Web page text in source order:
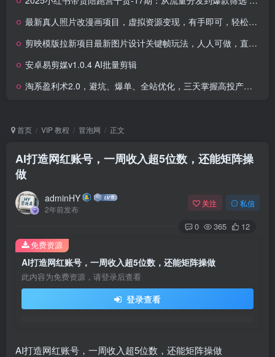
最新真人照片改漫画项目，虚拟资源变现，有手即可，轻松每天300+
剪映模版拉新项目最新图片设计关键帧玩法，人人可做，直接抄，月入1w+
安卓易剪媒v1.0.4 AI批量剪辑
淘系盈利术2.0，避坑、爆单、全站优化，三天掌握高投产玩法，实现月利润翻倍！
首页 VIP 教程 冒泡网 正文
AI打造网红账号，一周收入超5位数，还能矩阵操
做
adminHY
2年前发布
关注 私信
0 365 12
AI打造网红账号，一周收入超5位数，还能矩阵操做
此内容为免费资源，请登录后查看
登录查看
免费资源
AI打造网红账号，一周收入超5位数，还能矩阵操做